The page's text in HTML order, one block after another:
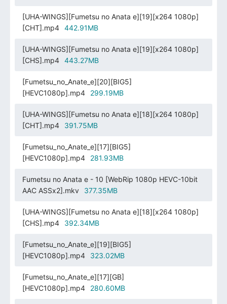
[UHA-WINGS][Fumetsu no Anata e][19][x264 1080p]
[CHT].mp4
442.91MB
[UHA-WINGS][Fumetsu no Anata e][19][x264 1080p]
[CHS].mp4
443.27MB
[Fumetsu_no_Anate_e][20][BIG5]
[HEVC1080p].mp4
299.19MB
[UHA-WINGS][Fumetsu no Anata e][18][x264 1080p]
[CHT].mp4
391.75MB
[Fumetsu_no_Anate_e][17][BIG5]
[HEVC1080p].mp4
281.93MB
Fumetsu no Anata e - 10 [WebRip 1080p HEVC-10bit
AAC ASSx2].mkv
377.35MB
[UHA-WINGS][Fumetsu no Anata e][18][x264 1080p]
[CHS].mp4
392.34MB
[Fumetsu_no_Anate_e][19][BIG5]
[HEVC1080p].mp4
323.02MB
[Fumetsu_no_Anate_e][17][GB]
[HEVC1080p].mp4
280.60MB